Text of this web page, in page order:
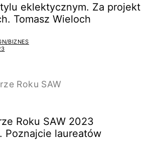
eklektycznym. Za projekt
Tomasz Wieloch
BIZNES
Roku SAW 2023
Poznajcie laureatów